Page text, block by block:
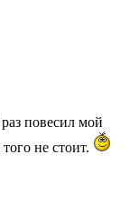
повесил мой
не стоит.